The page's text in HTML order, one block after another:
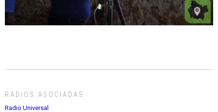
RADIOS ASOCIADAS
Radio Universal